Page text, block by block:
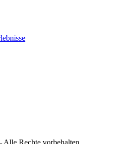
Alle Rechte vorbehalten.